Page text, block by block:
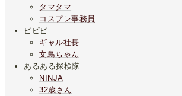
タマタマ
コスプレ事務員
ピピピ
ギャル社長
文鳥ちゃん
あるある探検隊
NINJA
32歳さん